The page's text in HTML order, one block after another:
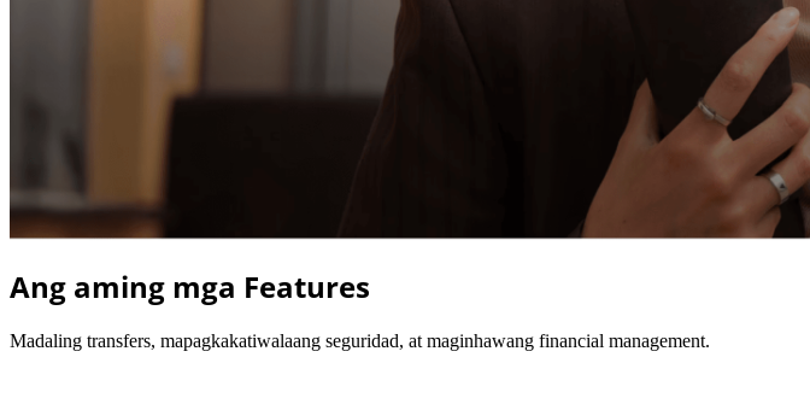
Ang aming mga Features
Madaling transfers, mapagkakatiwalaang seguridad, at maginhawang financial management.